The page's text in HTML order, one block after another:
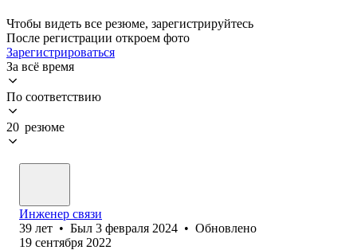
Чтобы видеть все резюме, зарегистрируйтесь
После регистрации откроем фото
Зарегистрироваться
За всё время
По соответствию
20 резюме
Инженер связи
39 лет • Был 3 февраля 2024 • Обновлено
19 сентября 2022